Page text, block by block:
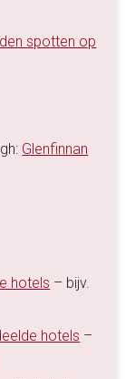
spotten op
Glenfinnan
hotels – bijv.
hotels –